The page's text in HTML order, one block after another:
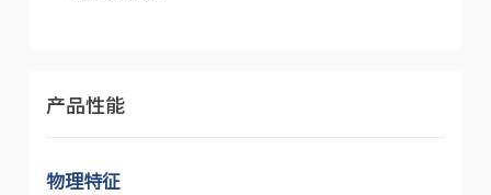
产品性能
物理特征